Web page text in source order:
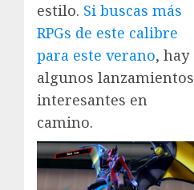
estilo. Si buscas más
RPGs de este calibre
para este verano, hay
algunos lanzamientos
interesantes en
camino.